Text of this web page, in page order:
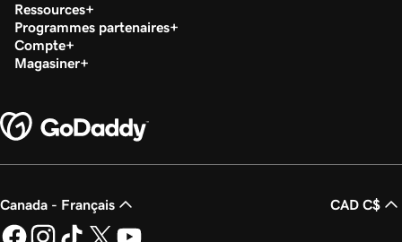
Ressources
Programmes partenaires
Compte
Magasiner
Canada - Français CAD C$